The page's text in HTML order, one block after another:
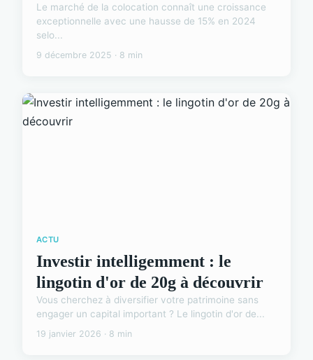
Le marché de la colocation connaît une croissance
exceptionnelle avec une hausse de 15% en 2024
selo...
9 décembre 2025 · 8 min
ACTU
Investir intelligemment : le
lingotin d'or de 20g à découvrir
Vous cherchez à diversifier votre patrimoine sans
engager un capital important ? Le lingotin d'or de...
19 janvier 2026 · 8 min